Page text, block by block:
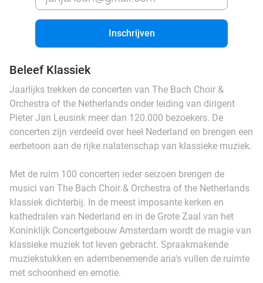
Inschrijven
Beleef Klassiek
Jaarlijks trekken de concerten van The Bach Choir &
Orchestra of the Netherlands onder leiding van dirigent
Pieter Jan Leusink meer dan 120.000 bezoekers. De
concerten zijn verdeeld over heel Nederland en brengen een
eerbetoon aan de rijke nalatenschap van klassieke muziek.
Met de ruim 100 concerten ieder seizoen brengen de
musici van The Bach Choir & Orchestra of the Netherlands
klassiek dichterbij. In de meest imposante kerken en
kathedralen van Nederland en in de Grote Zaal van het
Koninklijk Concertgebouw Amsterdam wordt de magie van
klassieke muziek tot leven gebracht. Spraakmakende
muziekstukken en adembenemende aria's vullen de ruimte
met schoonheid en emotie.